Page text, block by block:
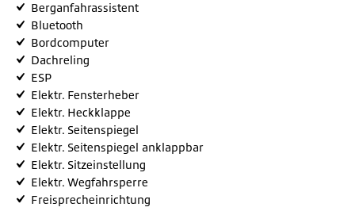
Berganfahrassistent
Bluetooth
Bordcomputer
Dachreling
ESP
Elektr. Fensterheber
Elektr. Heckklappe
Elektr. Seitenspiegel
Elektr. Seitenspiegel anklappbar
Elektr. Sitzeinstellung
Elektr. Wegfahrsperre
Freisprecheinrichtung